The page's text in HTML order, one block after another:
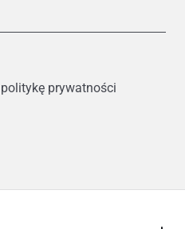
prywatności